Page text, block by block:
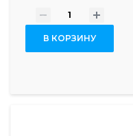
- +
В КОРЗИНУ